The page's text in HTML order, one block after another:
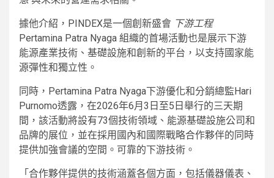
據他介紹，PINDEX是一個創新盛會 下游工程
Pertamina Patra Nyaga 組織的首場活動也是展示下游
能源產業技術、基礎設施和創新的平台，以支持國家能
源彈性和獨立性。
同時，Pertamina Patra Nyaga下游優化和分銷總監Hari
Purnomo透露，在2026年6月3日至5日舉行的三天期
間，該活動將設有73個技術領域、能源基礎設施公司和
品牌的展位，並在採用國內和國際戰略合作夥伴的同時
提供加強會議的空間。可靠的下游技術。
「合作夥伴提供的技術涵蓋各個方面，包括儀器儀表、